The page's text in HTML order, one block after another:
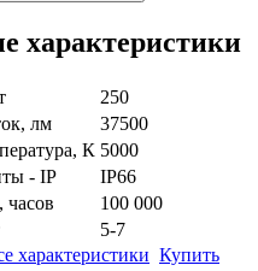
характеристики
250
лм
37500
К 5000
- IP
IP66
100 000
5-7
характеристики Купить